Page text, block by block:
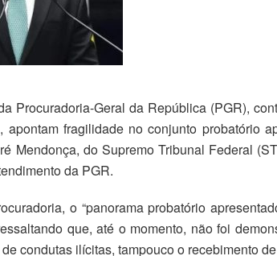
Procuradoria-Geral da República (PGR),
apontam fragilidade no conjunto probatório
Mendonça, do Supremo Tribunal Federal
da PGR.
o “panorama probatório
que, até o momento, não foi
condutas ilícitas, tampouco o recebimento